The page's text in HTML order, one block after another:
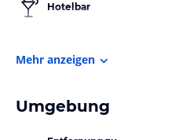
Hotelbar
Mehr anzeigen
Umgebung